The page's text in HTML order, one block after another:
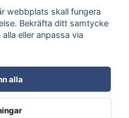
Skicka
webbplats skall fungera
Bekräfta ditt samtycke
eller anpassa via
alla